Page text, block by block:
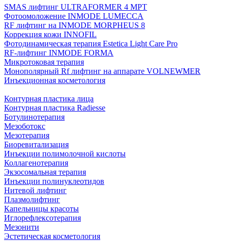
SMAS лифтинг ULTRAFORMER 4 MРТ
Фотоомоложение INMODE LUMECCA
RF лифтинг на INMODE MORPHEUS 8
Коррекция кожи INNOFIL
Фотодинамическая терапия Estetica Light Care Pro
RF-лифтинг INMODE FORMA
Микротоковая терапия
Монополярный Rf лифтинг на аппарате VOLNEWMER
Инъекционная косметология
Контурная пластика лица
Контурная пластика Radiesse
Ботулинотерапия
Мезоботокс
Мезотерапия
Биоревитализация
Инъекции полимолочной кислоты
Коллагенотерапия
Экзосомальная терапия
Инъекции полинуклеотидов
Нитевой лифтинг
Плазмолифтинг
Капельницы красоты
Иглорефлексотерапия
Мезонити
Эстетическая косметология